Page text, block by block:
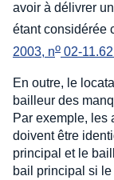
avoir à délivrer
étant considérée
2003, no 02-
En outre, le
bailleur des
Par exemple, les
doivent être
principal et le
bail principal si